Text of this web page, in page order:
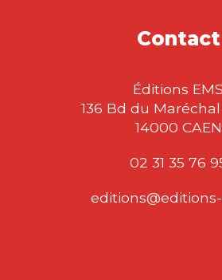
Contact
Éditions EMS
136 Bd du
14000 CAEN
02 31 35 76